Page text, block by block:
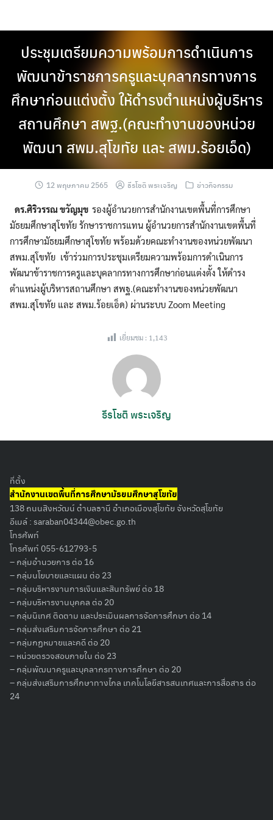
content
Search
for:
ประชุมเตรียมความพร้อมการดำเนินการ
พัฒนาข้าราชการครูและบุคลากรทางการ
ศึกษาก่อนแต่งตั้ง ให้ดำรงตำแหน่งผู้บริหาร
สถานศึกษา สพฐ.(คณะทำงานของหน่วย
พัฒนา สพม.สุโขทัย และ สพม.ร้อยเอ็ด)
12 พฤษภาคม 2565 ธีรโชติ พระเจริญ ข่าวกิจกรรม
ดร.ศิริวรรณ ขวัญมุข รองผู้อำนวยการสำนักงานเขตพื้นที่การศึกษา
มัธยมศึกษาสุโขทัย รักษาราชการแทน ผู้อำนวยการสำนักงานเขตพื้นที่
การศึกษามัธยมศึกษาสุโขทัย พร้อมด้วยคณะทำงานของหน่วยพัฒนา
สพม.สุโขทัย เข้าร่วมการประชุมเตรียมความพร้อมการดำเนินการ
พัฒนาข้าราชการครูและบุคลากรทางการศึกษาก่อนแต่งตั้ง ให้ดำรง
ตำแหน่งผู้บริหารสถานศึกษา สพฐ.(คณะทำงานของหน่วยพัฒนา
สพม.สุโขทัย และ สพม.ร้อยเอ็ด) ผ่านระบบ Zoom Meeting
เยี่ยมชม : 1,143
ธีรโชติ พระเจริญ
ที่ตั้ง
สำนักงานเขตพื้นที่การศึกษามัธยมศึกษาสุโขทัย
138 ถนนสิงหวัฒน์ ตำบลธานี อำเภอเมืองสุโขทัย จังหวัดสุโขทัย
อีเมล์ : saraban04344@obec.go.th
โทรศัพท์
โทรศัพท์ 055-612793-5
– กลุ่มอำนวยการ ต่อ 16
– กลุ่มนโยบายและแผน ต่อ 23
– กลุ่มบริหารงานการเงินและสินทรัพย์ ต่อ 18
– กลุ่มบริหารงานบุคคล ต่อ 20
– กลุ่มนิเทศ ติดตาม และประเมินผลการจัดการศึกษา ต่อ 14
– กลุ่มส่งเสริมการจัดการศึกษา ต่อ 21
– กลุ่มกฏหมายและคดี ต่อ 20
– หน่วยตรวจสอบภายใน ต่อ 23
– กลุ่มพัฒนาครูและบุคลากรทางการศึกษา ต่อ 20
– กลุ่มส่งเสริมการศึกษาทางไกล เทคโนโลยีสารสนเทศและการสื่อสาร ต่อ
24